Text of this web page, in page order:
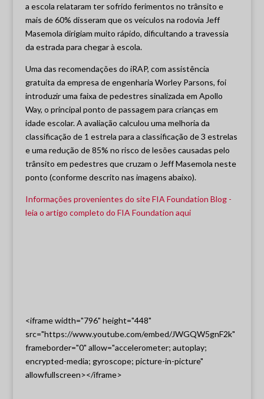
a escola relataram ter sofrido ferimentos no trânsito e
mais de 60% disseram que os veículos na rodovia Jeff
Masemola dirigiam muito rápido, dificultando a travessia
da estrada para chegar à escola.
Uma das recomendações do iRAP, com assistência
gratuita da empresa de engenharia Worley Parsons, foi
introduzir uma faixa de pedestres sinalizada em Apollo
Way, o principal ponto de passagem para crianças em
idade escolar. A avaliação calculou uma melhoria da
classificação de 1 estrela para a classificação de 3 estrelas
e uma redução de 85% no risco de lesões causadas pelo
trânsito em pedestres que cruzam o Jeff Masemola neste
ponto (conforme descrito nas imagens abaixo).
Informações provenientes do site FIA Foundation Blog -
leia o artigo completo do FIA Foundation aqui
<iframe width="796" height="448"
src="https://www.youtube.com/embed/JWGQW5gnF2k"
frameborder="0" allow="accelerometer; autoplay;
encrypted-media; gyroscope; picture-in-picture"
allowfullscreen></iframe>